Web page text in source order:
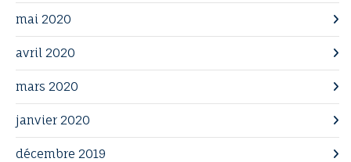
mai 2020
avril 2020
mars 2020
janvier 2020
décembre 2019